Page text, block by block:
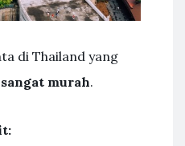
di Thailand yang
murah.